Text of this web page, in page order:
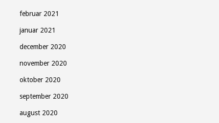
februar 2021
januar 2021
december 2020
november 2020
oktober 2020
september 2020
august 2020